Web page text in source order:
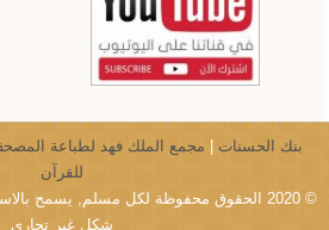
بنك الحسنات | مجمع الملك فهد لطباعة
للقرآن
© 2020 الحقوق محفوظة لكل مسلم, يسمح
شكل غير تجاري